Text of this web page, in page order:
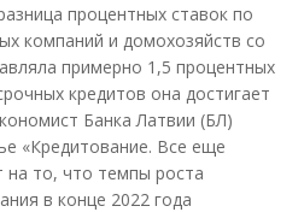
процентных ставок по
компаний и домохозяйств со
примерно 1,5 процентных
кредитов она достигает
Банка Латвии (БЛ)
«Кредитование. Все еще
на то, что темпы роста
в конце 2022 года